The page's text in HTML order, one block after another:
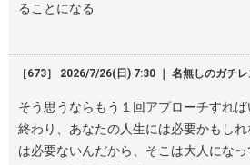
ることになる
［673］ 2026/7/26(日) 7:30 ｜ 名無しのガチ
そう思うならもう１回アプローチすれ
終わり、あなたの人生には必要かもし
は必要ないんだから、そこは大人にな